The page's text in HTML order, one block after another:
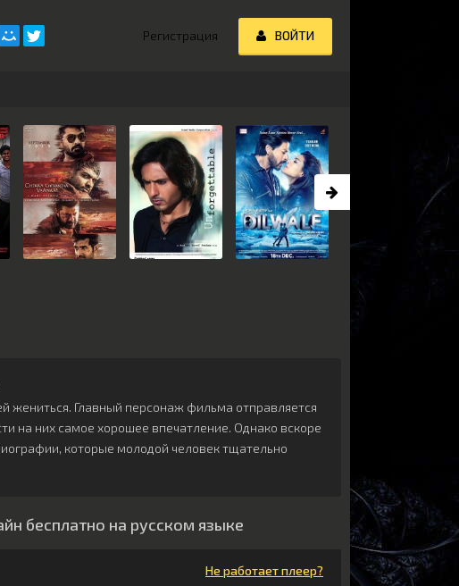
жениться. Главный персонаж фильма отправляется
на них самое хорошее впечатление. Однако вскоре
которые молодой человек тщательно
бесплатно на русском языке
Не работает плеер?
Регистрация ВОЙТИ